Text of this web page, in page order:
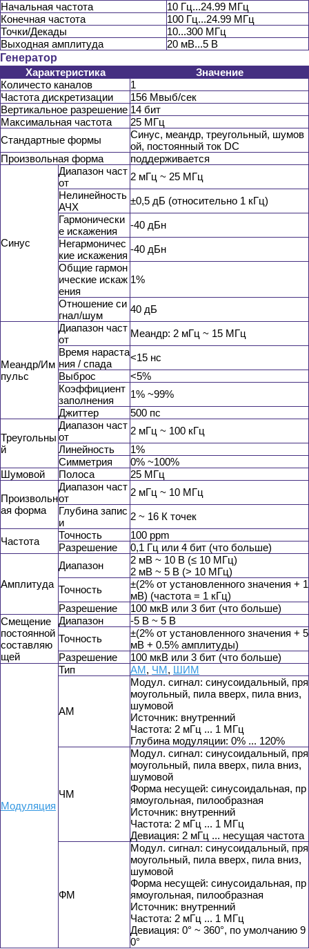
Начальная частота
10 Гц...24.99 МГц
Конечная частота
100 Гц...24.99 МГц
Точки/Декады
10...300 МГц
Выходная амплитуда
20 мВ...5 В
Генератор
Характеристика
Значение
Количесто каналов
1
Частота дискретизации
156 Мвыб/сек
Вертикальное разрешение 14 бит
Максимальная частота
25 МГц
Стандартные формы
Синус, меандр, треугольный, шумов
ой, постоянный ток DC
Произвольная форма
поддерживается
Синус
Диапазон част
от
2 мГц ~ 25 МГц
Нелинейность
АЧХ
±0,5 дБ (относительно 1 кГц)
Гармонически
е искажения
-40 дБн
Негармоничес
кие искажения
-40 дБн
Общие гармон
ические искаж
ения
1%
Отношение си
гнал/шум
40 дБ
Меандр/Им
пульс
Диапазон част
от
Меандр: 2 мГц ~ 15 МГц
Время нараста
ния / спада
<15 нс
Выброс
<5%
Коэффициент
заполнения
1% ~99%
Джиттер
500 пс
Треугольны
й
Диапазон част
от
2 мГц ~ 100 кГц
Линейность
1%
Симметрия
0% ~100%
Шумовой
Полоса 25 МГц
Произвольн
ая форма
Диапазон част
от
2 мГц ~ 10 МГц
Глубина запис
и
2 ~ 16 К точек
Частота
Точность
100 ppm
Разрешение
0,1 Гц или 4 бит (что больше)
Амплитуда
Диапазон
2 мВ ~ 10 В (≤ 10 МГц)
2 мВ ~ 5 В (> 10 МГц)
Точность
±(2% от установленного значения + 1
мВ) (частота = 1 кГц)
Разрешение
100 мкВ или 3 бит (что больше)
Смещение
постоянной
составляю
щей
Диапазон
-5 В ~ 5 В
Точность
±(2% от установленного значения + 5
мВ + 0.5% амплитуды)
Разрешение
100 мкВ или 3 бит (что больше)
Модуляция
Тип АМ, ЧМ, ШИМ
АМ
Модул. сигнал: синусоидальный, пря
моугольный, пила вверх, пила вниз,
шумовой
Источник: внутренний
Частота: 2 мГц ... 1 МГц
Глубина модуляции: 0% ... 120%
ЧМ
Модул. сигнал: синусоидальный, пря
моугольный, пила вверх, пила вниз,
шумовой
Форма несущей: синусоидальная, пр
ямоугольная, пилообразная
Источник: внутренний
Частота: 2 мГц ... 1 МГц
Девиация: 2 мГц ... несущая частота
ФМ
Модул. сигнал: синусоидальный, пря
моугольный, пила вверх, пила вниз,
шумовой
Форма несущей: синусоидальная, пр
ямоугольная, пилообразная
Источник: внутренний
Частота: 2 мГц ... 1 МГц
Девиация: 0° ~ 360°, по умолчанию 9
0°